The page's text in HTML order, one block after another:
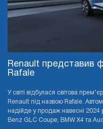
Renault представив
Rafale
У світі відбулася світова
Renault під назвою Rafale.
надійде у продаж навесні 2024
Benz GLC Coupe, BMW X4 та